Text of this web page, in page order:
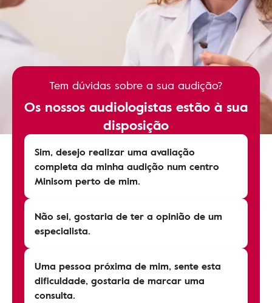
Tem dúvidas sobre a sua audição?
Os nossos audiologistas estão à sua
disposição
Sim, desejo realizar uma avaliação
completa da minha audição num centro
Minisom perto de mim.
Não sei, gostaria de ter a opinião de um
especialista.
Uma pessoa próxima de mim, sente esta
dificuldade, gostaria de marcar uma
consulta.